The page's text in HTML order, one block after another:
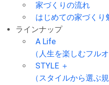
家づくりの流れ
はじめての家づくり
ラインナップ
A Life
（人生を楽しむフル
STYLE ＋
（スタイルから選ぶ